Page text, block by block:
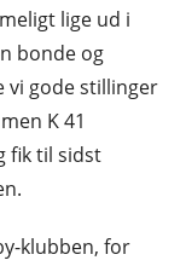
lige ud i
bonde og
vi gode stillinger
K 41
fik til sidst
klubben, for